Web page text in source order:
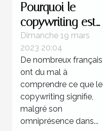
Pourquoi le
copywriting est
votre meilleur
atout commercial
?
Dimanche 19 mars
2023 20:04
De nombreux français
ont du mal à
comprendre ce que le
copywriting signifie,
malgré son
omniprésence dans...